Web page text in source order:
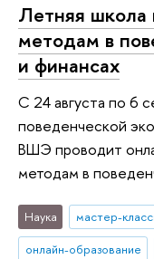
Летняя
методам в
и финансах
С 24 августа по 6
поведенческой
ВШЭ проводит
методам в
Наука мастер-
онлайн-образование